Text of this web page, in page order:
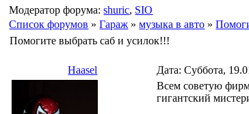
Модератор форума:shuric, SIO
Список форумов » Гараж » музыка в авто »
Помогите выбрать саб и усилок!!!
Haasel Дата: Суббота,
Всем советую
гигантский